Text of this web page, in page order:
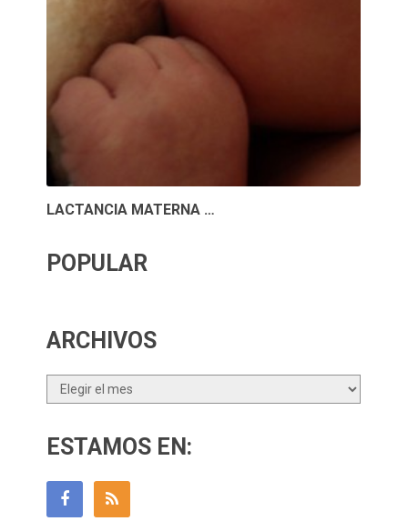
LACTANCIA MATERNA …
POPULAR
ARCHIVOS
Archivos
ESTAMOS EN: